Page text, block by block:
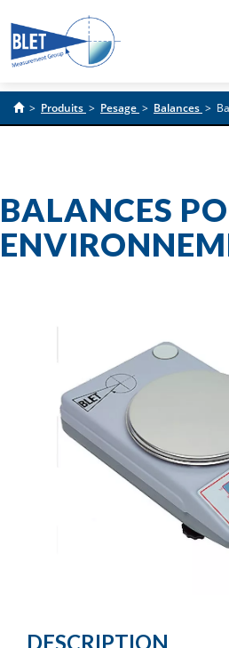
> Produits > Pesage > Balances >
BALANCES
DESCRIPTION